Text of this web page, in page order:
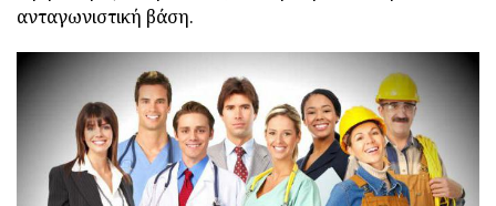
ανταγωνιστική βάση.